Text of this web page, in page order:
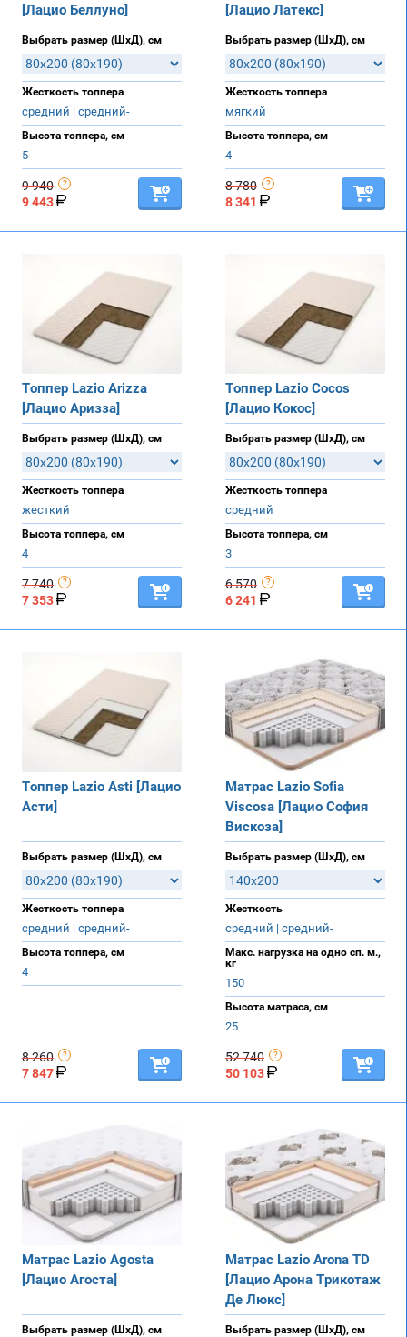
[Лацио Беллуно]
Выбрать размер (ШхД), см
Жесткость топпера
средний | средний-
Высота топпера, см
5
9 940
9 443
[Лацио Латекс]
Выбрать размер (ШхД), см
Жесткость топпера
мягкий
Высота топпера, см
4
8 780
8 341
Топпер Lazio Arizza
[Лацио Аризза]
Выбрать размер (ШхД), см
Жесткость топпера
жесткий
Высота топпера, см
4
7 740
7 353
Топпер Lazio Cocos
[Лацио Кокос]
Выбрать размер (ШхД), см
Жесткость топпера
средний
Высота топпера, см
3
6 570
6 241
Топпер Lazio Asti [Лацио
Асти]
Выбрать размер (ШхД), см
Жесткость топпера
средний | средний-
Высота топпера, см
4
8 260
7 847
Матрас Lazio Sofia
Viscosa [Лацио София
Вискоза]
Выбрать размер (ШхД), см
Жесткость
средний | средний-
Макс. нагрузка на одно сп. м.,
кг
150
Высота матраса, см
25
52 740
50 103
Матрас Lazio Agosta
[Лацио Агоста]
Выбрать размер (ШхД), см
Матрас Lazio Arona TD
[Лацио Арона Трикотаж
Де Люкс]
Выбрать размер (ШхД), см